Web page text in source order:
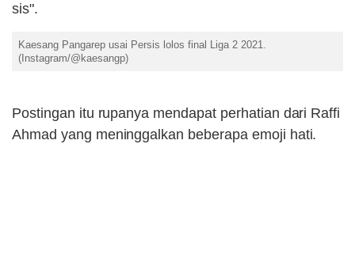
sis".
Kaesang Pangarep usai Persis lolos final Liga 2 2021.
(Instagram/@kaesangp)
Postingan itu rupanya mendapat perhatian dari Raffi
Ahmad yang meninggalkan beberapa emoji hati.